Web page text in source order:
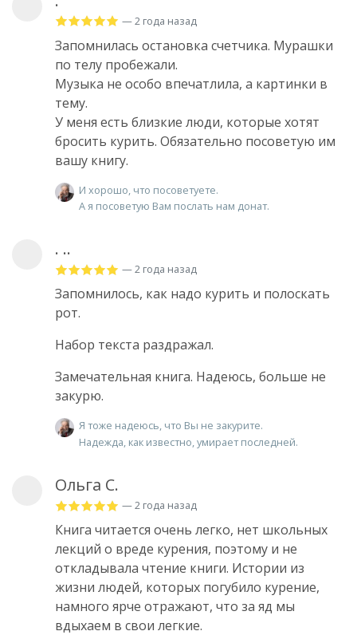
— 2 года назад
Запомнилась остановка счетчика. Мурашки
по телу пробежали.
Музыка не особо впечатлила, а картинки в
тему.
У меня есть близкие люди, которые хотят
бросить курить. Обязательно посоветую им
вашу книгу.
И хорошо, что посоветуете.
А я посоветую Вам послать нам донат.
. ..
— 2 года назад
Запомнилось, как надо курить и полоскать
рот.
Набор текста раздражал.
Замечательная книга. Надеюсь, больше не
закурю.
Я тоже надеюсь, что Вы не закурите.
Надежда, как известно, умирает последней.
Ольга С.
— 2 года назад
Книга читается очень легко, нет школьных
лекций о вреде курения, поэтому и не
откладывала чтение книги. Истории из
жизни людей, которых погубило курение,
намного ярче отражают, что за яд мы
вдыхаем в свои легкие.